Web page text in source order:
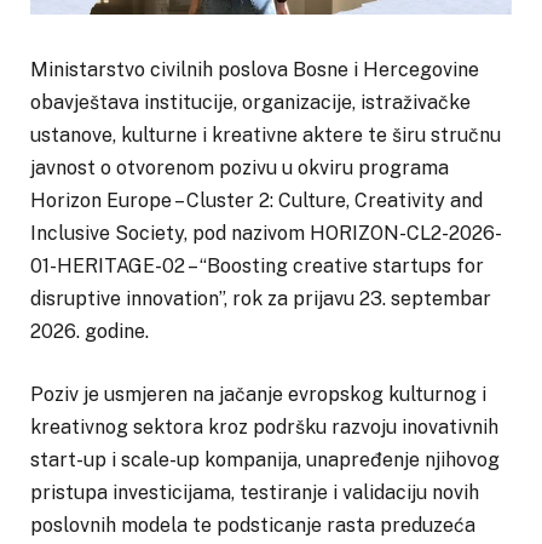
Ministarstvo civilnih poslova Bosne i Hercegovine
obavještava institucije, organizacije, istraživačke
ustanove, kulturne i kreativne aktere te širu stručnu
javnost o otvorenom pozivu u okviru programa
Horizon Europe – Cluster 2: Culture, Creativity and
Inclusive Society, pod nazivom HORIZON-CL2-2026-
01-HERITAGE-02 – “Boosting creative startups for
disruptive innovation”, rok za prijavu 23. septembar
2026. godine.
Poziv je usmjeren na jačanje evropskog kulturnog i
kreativnog sektora kroz podršku razvoju inovativnih
start-up i scale-up kompanija, unapređenje njihovog
pristupa investicijama, testiranje i validaciju novih
poslovnih modela te podsticanje rasta preduzeća